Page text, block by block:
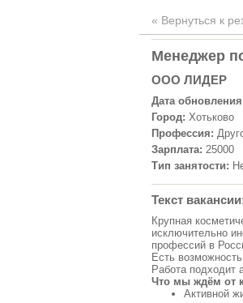
« Вернуться к
Менеджер
ООО ЛИДЕР
Дата
Город: Хотьково
Профессия:
Зарплата: 25000
Тип занятости:
Текст
Крупная
исключительно
профессий в
Есть
Работа подходит
Что мы ждём от
Активной